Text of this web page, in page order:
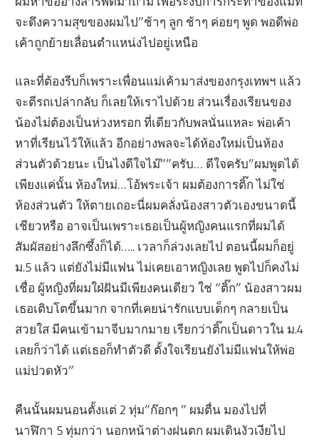
จะดึงความสุขของผมไป”ช้าๆ ลูก ช้าๆ ค่อยๆ พูด พอดีพ่อ
เค้าถูกย้ายเลื่อนตำแหน่งไปอยู่เหนือ
และที่ต้องรีบก็เพราะเพื่อนแม่เค้ามาส่งของกรุงเทพฯ แล้ว
จะตีรถเปล่ากลับ ก็เลยให้เราไปด้วย ส่วนเรื่องเรียนของ
น้องไม่ต้องเป็นห่วงหรอก ที่เดียวกับพลนั่นแหละ พ่อเค้า
หาที่เรียนไว้ให้แล้ว อีกอย่างพลจะได้ห้องใหม่เป็นห้อง
ส่วนตัวด้วยนะ เป็นไงดีใจไม๊””ครับ… ดีใจครับ”ผมพูดได้
เพียงแค่นั้น ห้องใหม่…โอ้พระเจ้า ผมต้องการติ๊ก ไม่ใช่
ห้องส่วนตัว ให้ตายเถอะนี่ผมคลั่งน้องสาวตัวเองขนาดนี้
เชียวหรือ อาจเป็นเพราะเธอเป็นผู้หญิงคนแรกที่ผมได้
สัมผัสอย่างลึกซึ้งก็ได้….. เวลาก็ล่วงเลยไป ตอนนี้ผมก็อยู่
ม.5 แล้ว แต่ยังไม่มีแฟน ไม่เคยเอาหญิงเลย พูดไปก็คงไม่
เชื่อ ผู้หญิงที่ผมใฝ่ฝันมีเพียงคนเดียว ใช่ “ติ๊ก” น้องสาวผม
เธอเติบโตขึ้นมาก จากที่เคยน่ารักแบบเด็กๆ กลายเป็น
สวยใส มีคนเข้ามาจีบมากมาย เรียกว่าติ๊กเป็นดาวใน ม.4
เลยก็ว่าได้ แต่เธอก็ทำตัวดี ตั้งใจเรียนยังไม่มีแฟนให้พ่อ
แม่ปวดหัว”
คืนนั้นผมนอนตั้งแต่ 2 ทุ่ม”ก๊อกๆ ” ผมตื่น มองไปที่
นาฬิกา 5 ทุ่มกว่า นอกหน้าต่างฝนตก ผมเดินงัวเงียไป